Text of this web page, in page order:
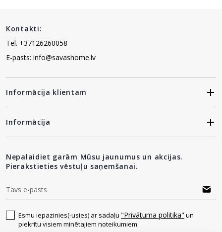
Kontakti:
Tel. +37126260058
E-pasts: info@savashome.lv
Informācija klientam
Informācija
Nepalaidiet garām Mūsu jaunumus un akcijas.
Pierakstieties vēstuļu saņemšanai.
Esmu iepazinies(-usies) ar sadaļu "Privātuma politika" un
piekrītu visiem minētajiem noteikumiem